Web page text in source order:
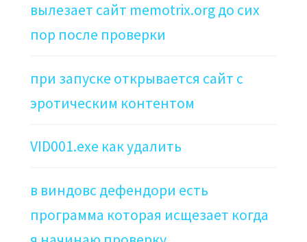
вылезает сайт memotrix.org до сих
пор после проверки
при запуске открывается сайт с
эротическим контентом
VID001.exe как удалить
в виндовс дефендори есть
программа которая исщезает когда